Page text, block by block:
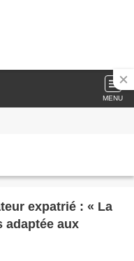
MENU
expatrié : « La
adaptée aux